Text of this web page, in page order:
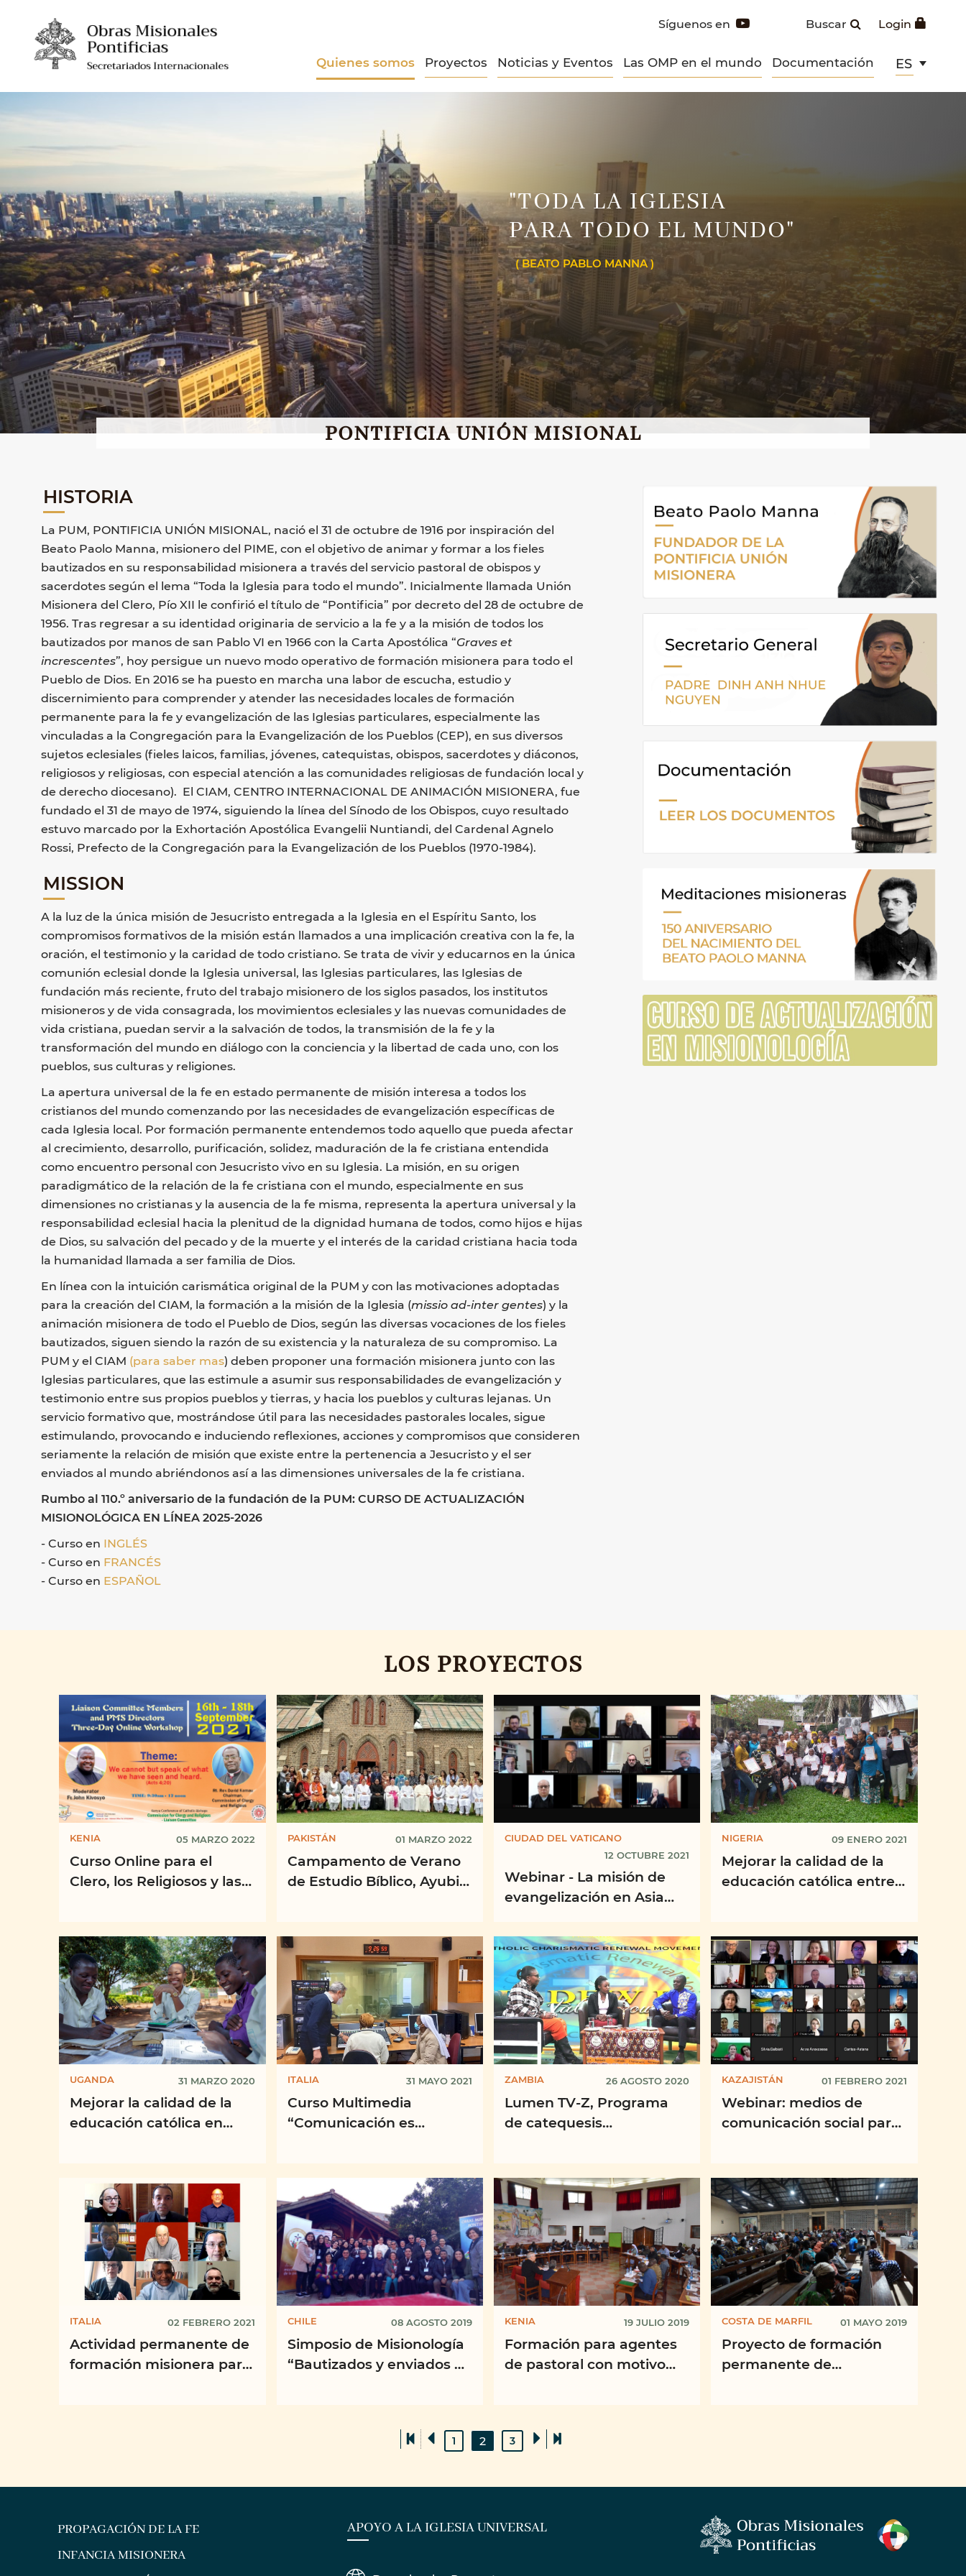
Login
Buscar
Síguenos en
Quienes somos Proyectos Noticias y Eventos Las OMP en el mundo Documentación ES
© Giappone-Tokyo
"TODA LA IGLESIA
PARA TODO EL MUNDO"
( BEATO PABLO MANNA )
PONTIFICIA UNIÓN MISIONAL
HISTORIA
La PUM, PONTIFICIA UNIÓN MISIONAL, nació el 31 de octubre de 1916 por inspiración del
Beato Paolo Manna, misionero del PIME, con el objetivo de animar y formar a los fieles
bautizados en su responsabilidad misionera a través del servicio pastoral de obispos y
sacerdotes según el lema “Toda la Iglesia para todo el mundo”. Inicialmente llamada Unión
Misionera del Clero, Pío XII le confirió el título de “Pontificia” por decreto del 28 de octubre de
1956. Tras regresar a su identidad originaria de servicio a la fe y a la misión de todos los
bautizados por manos de san Pablo VI en 1966 con la Carta Apostólica “Graves et
increscentes”, hoy persigue un nuevo modo operativo de formación misionera para todo el
Pueblo de Dios. En 2016 se ha puesto en marcha una labor de escucha, estudio y
discernimiento para comprender y atender las necesidades locales de formación
permanente para la fe y evangelización de las Iglesias particulares, especialmente las
vinculadas a la Congregación para la Evangelización de los Pueblos (CEP), en sus diversos
sujetos eclesiales (fieles laicos, familias, jóvenes, catequistas, obispos, sacerdotes y diáconos,
religiosos y religiosas, con especial atención a las comunidades religiosas de fundación local y
de derecho diocesano). El CIAM, CENTRO INTERNACIONAL DE ANIMACIÓN MISIONERA, fue
fundado el 31 de mayo de 1974, siguiendo la línea del Sínodo de los Obispos, cuyo resultado
estuvo marcado por la Exhortación Apostólica Evangelii Nuntiandi, del Cardenal Agnelo
Rossi, Prefecto de la Congregación para la Evangelización de los Pueblos (1970-1984).
MISSION
A la luz de la única misión de Jesucristo entregada a la Iglesia en el Espíritu Santo, los
compromisos formativos de la misión están llamados a una implicación creativa con la fe, la
oración, el testimonio y la caridad de todo cristiano. Se trata de vivir y educarnos en la única
comunión eclesial donde la Iglesia universal, las Iglesias particulares, las Iglesias de
fundación más reciente, fruto del trabajo misionero de los siglos pasados, los institutos
misioneros y de vida consagrada, los movimientos eclesiales y las nuevas comunidades de
vida cristiana, puedan servir a la salvación de todos, la transmisión de la fe y la
transformación del mundo en diálogo con la conciencia y la libertad de cada uno, con los
pueblos, sus culturas y religiones.
La apertura universal de la fe en estado permanente de misión interesa a todos los
cristianos del mundo comenzando por las necesidades de evangelización específicas de
cada Iglesia local. Por formación permanente entendemos todo aquello que pueda afectar
al crecimiento, desarrollo, purificación, solidez, maduración de la fe cristiana entendida
como encuentro personal con Jesucristo vivo en su Iglesia. La misión, en su origen
paradigmático de la relación de la fe cristiana con el mundo, especialmente en sus
dimensiones no cristianas y la ausencia de la fe misma, representa la apertura universal y la
responsabilidad eclesial hacia la plenitud de la dignidad humana de todos, como hijos e hijas
de Dios, su salvación del pecado y de la muerte y el interés de la caridad cristiana hacia toda
la humanidad llamada a ser familia de Dios.
En línea con la intuición carismática original de la PUM y con las motivaciones adoptadas
para la creación del CIAM, la formación a la misión de la Iglesia (missio ad-inter gentes) y la
animación misionera de todo el Pueblo de Dios, según las diversas vocaciones de los fieles
bautizados, siguen siendo la razón de su existencia y la naturaleza de su compromiso. La
PUM y el CIAM (para saber mas) deben proponer una formación misionera junto con las
Iglesias particulares, que las estimule a asumir sus responsabilidades de evangelización y
testimonio entre sus propios pueblos y tierras, y hacia los pueblos y culturas lejanas. Un
servicio formativo que, mostrándose útil para las necesidades pastorales locales, sigue
estimulando, provocando e induciendo reflexiones, acciones y compromisos que consideren
seriamente la relación de misión que existe entre la pertenencia a Jesucristo y el ser
enviados al mundo abriéndonos así a las dimensiones universales de la fe cristiana.
Rumbo al 110.º aniversario de la fundación de la PUM: CURSO DE ACTUALIZACIÓN
MISIONOLÓGICA EN LÍNEA 2025-2026
- Curso en INGLÉS
- Curso en FRANCÉS
- Curso en ESPAÑOL
LOS PROYECTOS
KENIA 05 MARZO 2022
Curso Online para el
Clero, los Religiosos y las
de ...
PAKISTÁN 01 MARZO 2022
Campamento de Verano
de Estudio Bíblico, Ayubia,
CIUDAD DEL VATICANO
12 OCTUBRE 2021
Webinar - La misión de
evangelización en Asia
"Evangelii Gaudium". ...
NIGERIA 09 ENERO 2021
Mejorar la calidad de la
educación católica entre
UGANDA 31 MARZO 2020
Mejorar la calidad de la
educación católica en
Education ...
ITALIA 31 MAYO 2021
Curso Multimedia
“Comunicación es
ZAMBIA 26 AGOSTO 2020
Lumen TV-Z, Programa
de catequesis
Services TV Studios, ...
KAZAJISTÁN 01 FEBRERO 2021
Webinar: medios de
comunicación social para
...
ITALIA 02 FEBRERO 2021
Actividad permanente de
formación misionera para
CHILE 08 AGOSTO 2019
Simposio de Misionología
“Bautizados y enviados en
KENIA 19 JULIO 2019
Formación para agentes
de pastoral con motivo
COSTA DE MARFIL 01 MAYO 2019
Proyecto de formación
permanente de
1 2 3
PROPAGACIÓN DE LA FE
INFANCIA MISIONERA
APOYO A LA IGLESIA UNIVERSAL